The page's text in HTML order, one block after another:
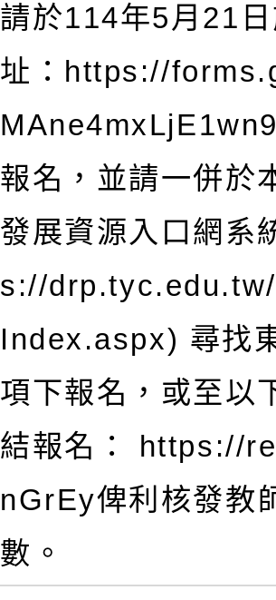
請於114年5月21
址：https://
報名，並請一併於
發展資源入口網系
s://
Index.aspx) 尋找
項下報名，或至以
結報名： https://
nGrEy俾利核發教
數。